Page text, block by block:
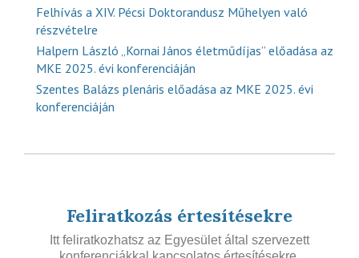
Felhívás a XIV. Pécsi Doktorandusz Műhelyen való
részvételre
Halpern László „Kornai János életműdíjas” előadása az
MKE 2025. évi konferenciáján
Szentes Balázs plenáris előadása az MKE 2025. évi
konferenciáján
Feliratkozás értesítésekre
Itt feliratkozhatsz az Egyesület által szervezett